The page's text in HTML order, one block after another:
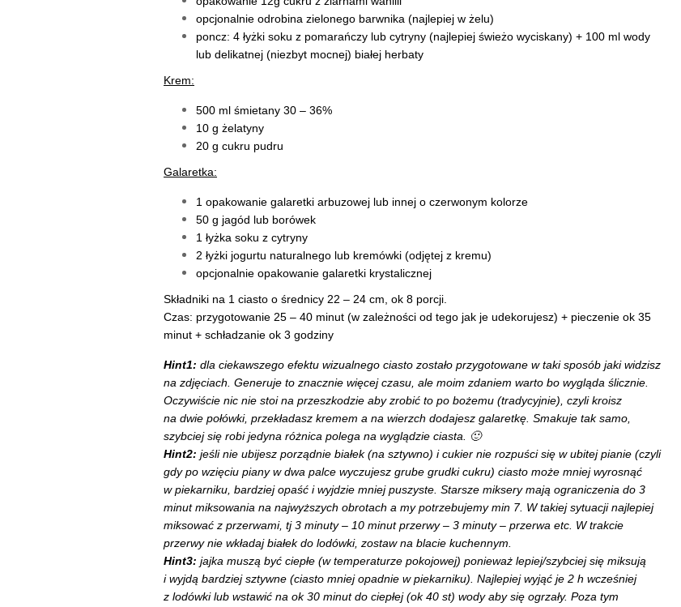
opcjonalnie odrobina zielonego barwnika (najlepiej w żelu)
poncz: 4 łyżki soku z pomarańczy lub cytryny (najlepiej świeżo wyciskany) + 100 ml wody
lub delikatnej (niezbyt mocnej) białej herbaty
Krem:
500 ml śmietany 30 – 36%
10 g żelatyny
20 g cukru pudru
Galaretka:
1 opakowanie galaretki arbuzowej lub innej o czerwonym kolorze
50 g jagód lub borówek
1 łyżka soku z cytryny
2 łyżki jogurtu naturalnego lub kremówki (odjętej z kremu)
opcjonalnie opakowanie galaretki krystalicznej
Składniki na 1 ciasto o średnicy 22 – 24 cm, ok 8 porcji.
Czas: przygotowanie 25 – 40 minut (w zależności od tego jak je udekorujesz) + pieczenie ok 35
minut + schładzanie ok 3 godziny
Hint1: dla ciekawszego efektu wizualnego ciasto zostało przygotowane w taki sposób jaki widzisz
na zdjęciach. Generuje to znacznie więcej czasu, ale moim zdaniem warto bo wygląda ślicznie.
Oczywiście nic nie stoi na przeszkodzie aby zrobić to po bożemu (tradycyjnie), czyli kroisz
na dwie połówki, przekładasz kremem a na wierzch dodajesz galaretkę. Smakuje tak samo,
szybciej się robi jedyna różnica polega na wyglądzie ciasta. 🙂
Hint2: jeśli nie ubijesz porządnie białek (na sztywno) i cukier nie rozpuści się w ubitej pianie (czyli
gdy po wzięciu piany w dwa palce wyczujesz grube grudki cukru) ciasto może mniej wyrosnąć
w piekarniku, bardziej opaść i wyjdzie mniej puszyste. Starsze miksery mają ograniczenia do 3
minut miksowania na najwyższych obrotach a my potrzebujemy min 7. W takiej sytuacji najlepiej
miksować z przerwami, tj 3 minuty – 10 minut przerwy – 3 minuty – przerwa etc. W trakcie
przerwy nie wkładaj białek do lodówki, zostaw na blacie kuchennym.
Hint3: jajka muszą być ciepłe (w temperaturze pokojowej) ponieważ lepiej/szybciej się miksują
i wyjdą bardziej sztywne (ciasto mniej opadnie w piekarniku). Najlepiej wyjąć je 2 h wcześniej
z lodówki lub wstawić na ok 30 minut do ciepłej (ok 40 st) wody aby się ogrzały. Poza tym